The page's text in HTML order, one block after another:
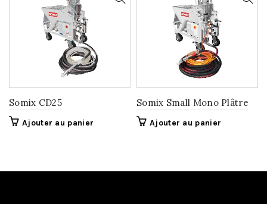
Somix CD25
Ajouter au panier
Somix Small Mono Plâtre
Ajouter au panier